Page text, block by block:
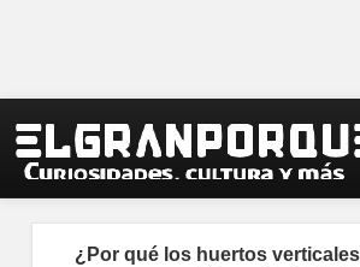
¿Por qué los huertos